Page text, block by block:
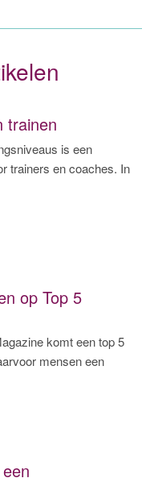
trainen
is een
trainers en coaches. In
op Top 5
komt een top 5
mensen een